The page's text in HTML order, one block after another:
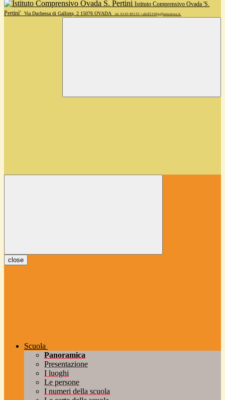
Istituto Comprensivo Ovada 'S.
Pertini'
Via Duchessa di Galliera, 2 15076 OVADA tel. 0143 80135 • alic82100g@istruzione.it
close
Scuola
Panoramica
Presentazione
I luoghi
Le persone
I numeri della scuola